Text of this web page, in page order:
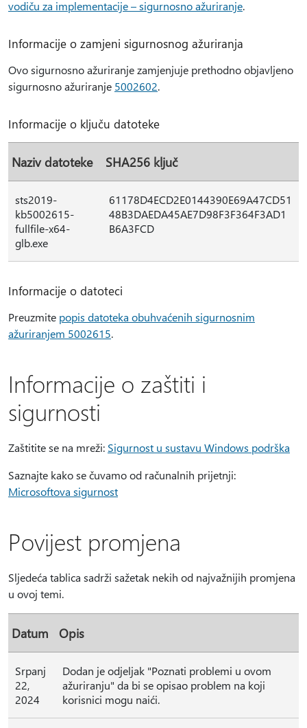
vodiču za implementacije – sigurnosno ažuriranje.
Informacije o zamjeni sigurnosnog ažuriranja
Ovo sigurnosno ažuriranje zamjenjuje prethodno objavljeno
sigurnosno ažuriranje 5002602.
Informacije o ključu datoteke
Naziv datoteke SHA256 ključ
sts2019-
kb5002615-
fullfile-x64-
glb.exe
61178D4ECD2E0144390E69A47CD51
48B3DAEDA45AE7D98F3F364F3AD1
B6A3FCD
Informacije o datoteci
Preuzmite popis datoteka obuhvaćenih sigurnosnim
ažuriranjem 5002615.
Informacije o zaštiti i
sigurnosti
Zaštitite se na mreži: Sigurnost u sustavu Windows podrška
Saznajte kako se čuvamo od računalnih prijetnji:
Microsoftova sigurnost
Povijest promjena
Sljedeća tablica sadrži sažetak nekih od najvažnijih promjena
u ovoj temi.
Datum Opis
Srpanj
22,
2024
Dodan je odjeljak "Poznati problemi u ovom
ažuriranju" da bi se opisao problem na koji
korisnici mogu naići.